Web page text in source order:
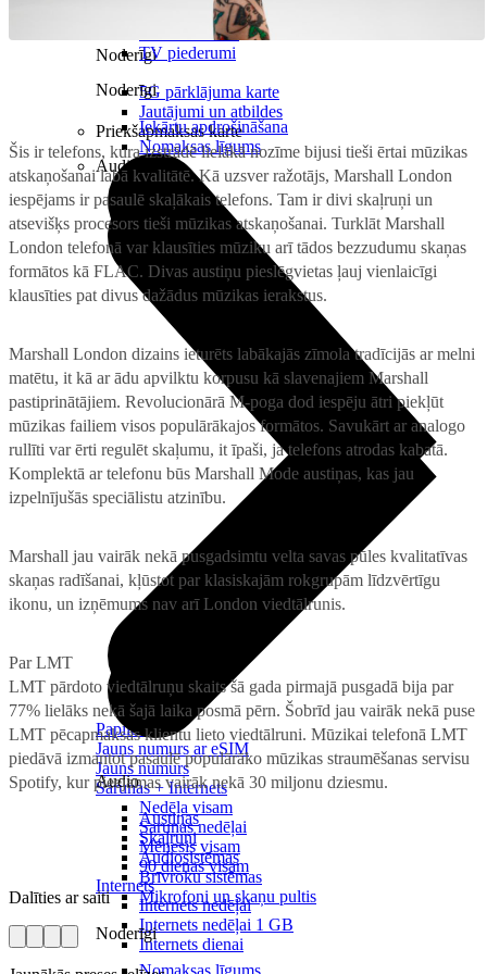
Microsoft 365 + OneDrive
Noderīgi
5G pārklājuma karte
Jautājumi un atbildes
Priekšapmaksas karte
Papildināt
Jauns numurs ar eSIM
Jauns numurs
Sarunas + Internets
Nedēļa visam
Sarunas nedēļai
Mēnesis visam
90 dienas visam
Internets
Internets nedēļai
Internets nedēļai 1 GB
Internets dienai
Audiosistēmas
TV piederumi
Noderīgi
Iekārtu apdrošināšana
Nomaksas līgums
Audio
Audio
Austiņas
Skaļruņi
Audiosistēmas
Brīvroku sistēmas
Mikrofoni un skaņu pultis
Noderīgi
Nomaksas līgums
Šis ir telefons, kura izstrādē lielākā nozīme bijusi tieši ērtai mūzikas
atskaņošanai labā kvalitātē. Kā uzsver ražotājs, Marshall London
iespējams ir pasaulē skaļākais telefons. Tam ir divi skaļruņi un
atsevišķs procesors tieši mūzikas atskaņošanai. Turklāt Marshall
London telefonā var klausīties mūziku arī tādos bezzudumu skaņas
formātos kā FLAC. Divas austiņu pieslēgvietas ļauj vienlaicīgi
klausīties pat divus dažādus mūzikas ierakstus.
Marshall London dizains ieturēts labākajās zīmola tradīcijās ar melni
matētu, it kā ar ādu apvilktu korpusu kā slavenajiem Marshall
pastiprinātājiem. Revolucionārā M-poga dod iespēju ātri piekļūt
mūzikas failiem visos populārākajos formātos. Savukārt ar analogo
rullīti var ērti regulēt skaļumu, it īpaši, ja telefons atrodas kabatā.
Komplektā ar telefonu būs Marshall Mode austiņas, kas jau
izpelnījušās speciālistu atzinību.
Marshall jau vairāk nekā pusgadsimtu velta savas pūles kvalitatīvas
skaņas radīšanai, kļūstot par klasiskajām rokgrupām līdzvērtīgu
ikonu, un izņēmums nav arī London viedtālrunis.
Par LMT
LMT pārdoto viedtālruņu skaits šā gada pirmajā pusgadā bija par
77% lielāks nekā šajā laika posmā pērn. Šobrīd jau vairāk nekā puse
LMT pēcapmaksas klientu lieto viedtālruni. Mūzikai telefonā LMT
piedāvā izmantot pasaulē populārāko mūzikas straumēšanas servisu
Spotify, kur pieejamas vairāk nekā 30 miljonu dziesmu.
Dalīties ar saiti